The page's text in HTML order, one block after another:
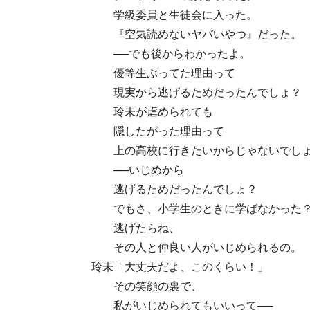
学級委員と生徒会に入った。
『空気読めないヤバいやつ』だった。
──でも後からわかったよ。
優等生ぶってた理由って
現実から逃げるためだったんでしょ？
玲未が虐められても
隠したがった理由って
上の高校に行きたいからじゃないでし
──いじめから
逃げるためだったんでしょ？
でもさ、小学生のときに学ばなかった
逃げたらね、
その人と仲良い人がいじめられるの。
玲未「大丈夫だよ、このくらい！」
その笑顔の裏で、
私がいじめられてもいいって──